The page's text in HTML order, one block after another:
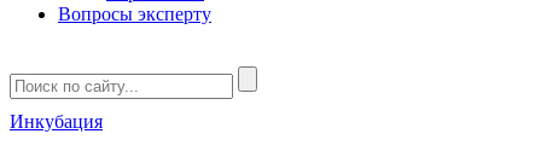
Вопросы эксперту
Инкубация